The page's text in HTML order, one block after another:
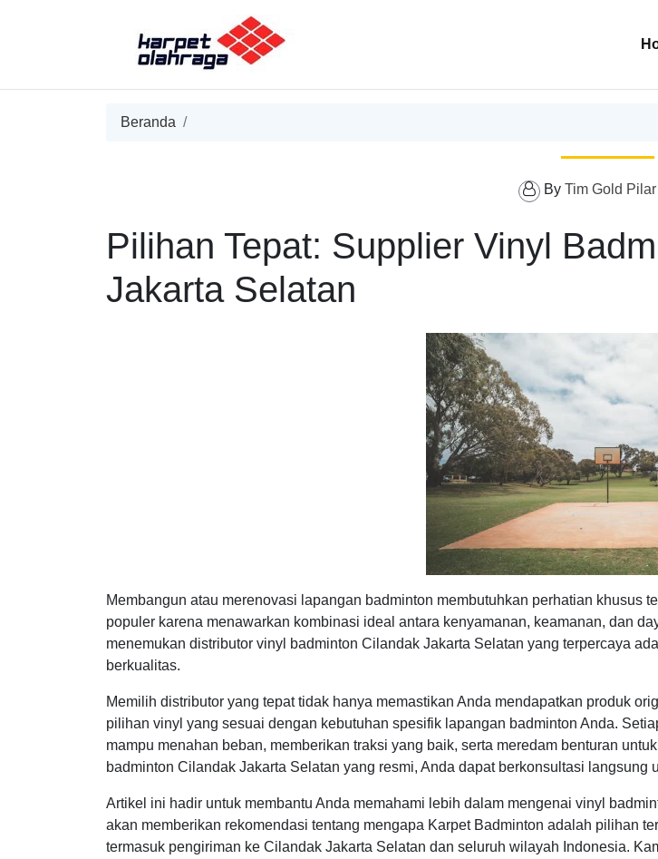
Beranda
By Tim Gold Pilar
Pilihan Tepat: Supplier Vinyl
Jakarta Selatan
Membangun atau merenovasi lapangan badminton membutuhkan perhatian khusus
populer karena menawarkan kombinasi ideal antara kenyamanan, keamanan, dan
menemukan distributor vinyl badminton Cilandak Jakarta Selatan yang terpercaya
berkualitas.
Memilih distributor yang tepat tidak hanya memastikan Anda mendapatkan produk
pilihan vinyl yang sesuai dengan kebutuhan spesifik lapangan badminton Anda.
mampu menahan beban, memberikan traksi yang baik, serta meredam benturan
badminton Cilandak Jakarta Selatan yang resmi, Anda dapat berkonsultasi langsung
Artikel ini hadir untuk membantu Anda memahami lebih dalam mengenai vinyl
akan memberikan rekomendasi tentang mengapa Karpet Badminton adalah pilihan
termasuk pengiriman ke Cilandak Jakarta Selatan dan seluruh wilayah Indonesia.